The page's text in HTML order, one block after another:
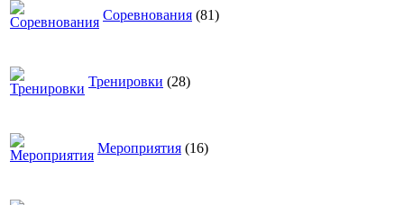
Соревнования (81)
Тренировки (28)
Мероприятия (16)